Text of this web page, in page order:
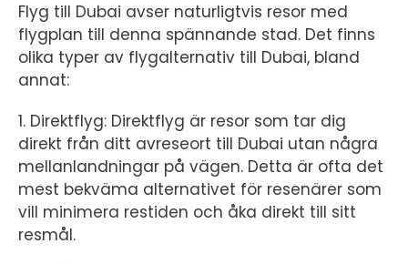
Flyg till Dubai avser naturligtvis resor med
flygplan till denna spännande stad. Det finns
olika typer av flygalternativ till Dubai, bland
annat:
1. Direktflyg: Direktflyg är resor som tar dig
direkt från ditt avreseort till Dubai utan några
mellanlandningar på vägen. Detta är ofta det
mest bekväma alternativet för resenärer som
vill minimera restiden och åka direkt till sitt
resmål.